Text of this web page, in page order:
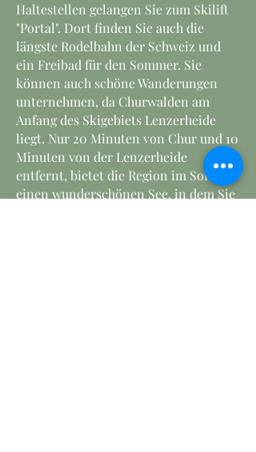
Haltestellen gelangen Sie zum Skilift
"Portal". Dort finden Sie auch die
längste Rodelbahn der Schweiz und
ein Freibad für den Sommer. Sie
können auch schöne Wanderungen
unternehmen, da Churwalden am
Anfang des Skigebiets Lenzerheide
liegt. Nur 20 Minuten von Chur und 10
Minuten von der Lenzerheide
entfernt, bietet die Region im Sommer
einen wunderschönen See, in dem Sie